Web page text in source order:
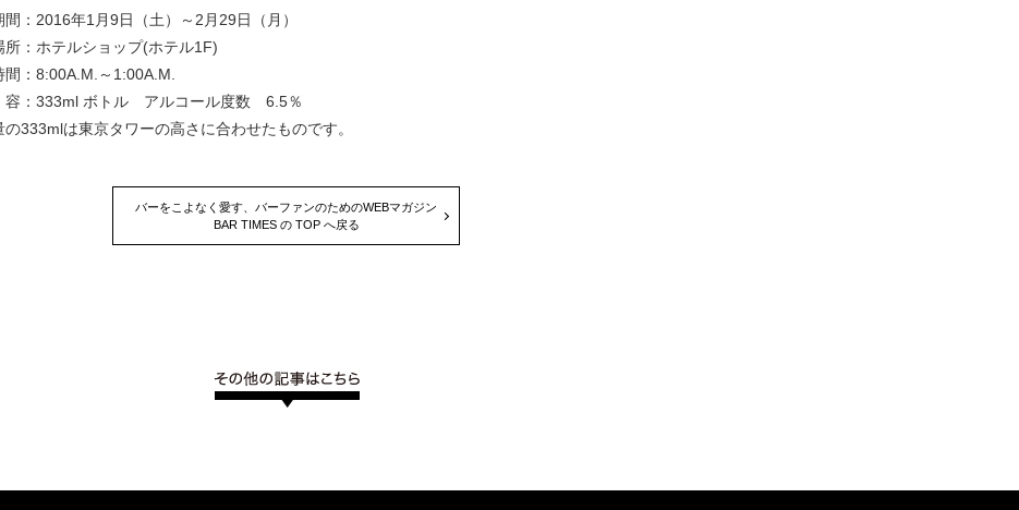
間：2016年1月9日（土）～2月29日（月）
所：ホテルショップ(ホテル1F)
間：8:00A.M.～1:00A.M.
333ml ボトル アルコール度数 6.5％
の333mlは東京タワーの高さに合わせたものです。
バーをこよなく愛す、バーファンのためのWEBマガジン
BAR TIMES の TOP へ戻る